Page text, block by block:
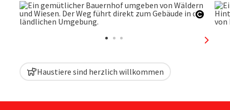
Haustiere sind herzlich willkommen